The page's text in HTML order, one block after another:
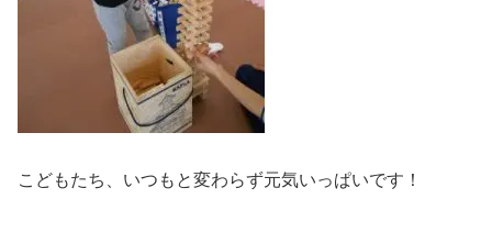
こどもたち、いつもと変わらず元気いっぱいです！